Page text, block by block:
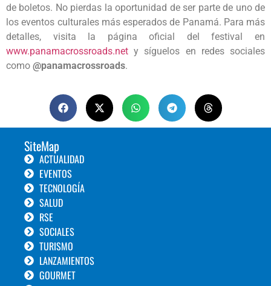
de boletos. No pierdas la oportunidad de ser parte de uno de
los eventos culturales más esperados de Panamá. Para más
detalles, visita la página oficial del festival en
www.panamacrossroads.net y síguelos en redes sociales
como @panamacrossroads.
SiteMap
ACTUALIDAD
EVENTOS
TECNOLOGÍA
SALUD
RSE
SOCIALES
TURISMO
LANZAMIENTOS
GOURMET